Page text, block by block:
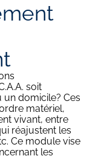
soit
domicile? Ces
matériel,
vivant, entre
réajustent les
Ce module vise
les